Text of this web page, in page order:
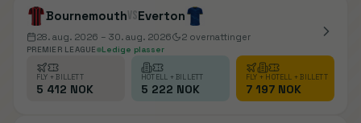
BournemouthvsEverton
28. aug. 2026 – 30. aug. 2026 2 overnattinger
PREMIER LEAGUE Ledige plasser
FLY + BILLETT
5 412 NOK
HOTELL + BILLETT
5 222 NOK
FLY + HOTELL + BILLETT
7 197 NOK